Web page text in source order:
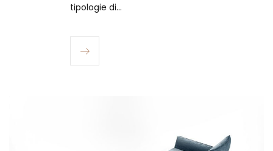
tipologie di…